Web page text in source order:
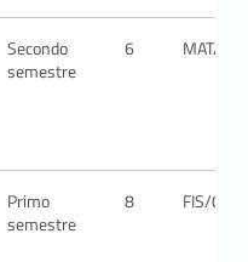
Secondo
semestre
6 MAT/04
Primo
semestre
8 FIS/02